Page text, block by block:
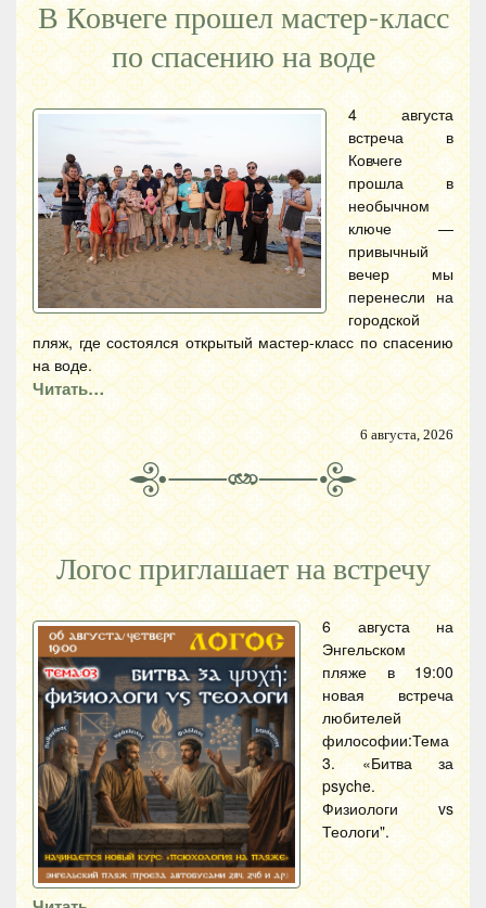
В Ковчеге прошел мастер-класс
по спасению на воде
4 августа
встреча в
Ковчеге
прошла в
необычном
ключе —
привычный
вечер мы
перенесли на
городской
пляж, где состоялся открытый мастер-класс по спасению
на воде.
Читать…
6 августа, 2026
Логос приглашает на встречу
6 августа на
Энгельском
пляже в 19:00
новая встреча
любителей
философии:Тема
3. «Битва за
psyche.
Физиологи vs
Теологи".